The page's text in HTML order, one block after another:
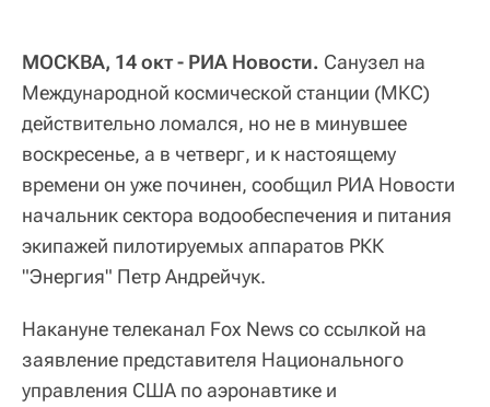
МОСКВА, 14 окт - РИА Новости. Санузел на
Международной космической станции (МКС)
действительно ломался, но не в минувшее
воскресенье, а в четверг, и к настоящему
времени он уже починен, сообщил РИА Новости
начальник сектора водообеспечения и питания
экипажей пилотируемых аппаратов РКК
"Энергия" Петр Андрейчук.
Накануне телеканал Fox News со ссылкой на
заявление представителя Национального
управления США по аэронавтике и